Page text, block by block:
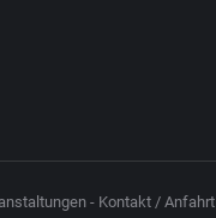
- Kontakt / Anfahrt